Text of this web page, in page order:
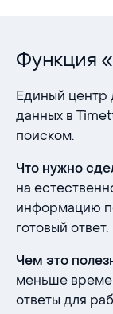
Функция
Единый центр
данных в
поиском.
Что нужно
на
информацию
готовый ответ.
Чем это
меньше
ответы для